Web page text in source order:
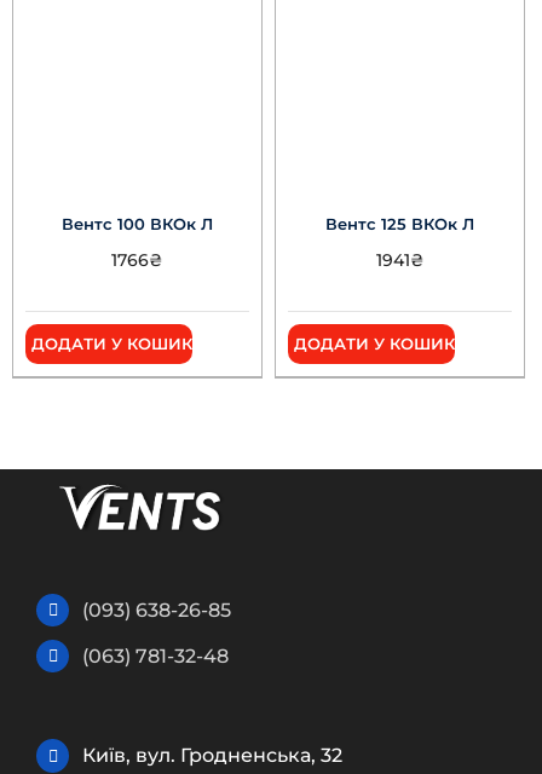
Вентс 100 ВКОк Л
1766₴
ДОДАТИ У КОШИК
Вентс 125 ВКОк Л
1941₴
ДОДАТИ У КОШИК
(093) 638-26-85
(063) 781-32-48
Київ, вул. Гродненська, 32